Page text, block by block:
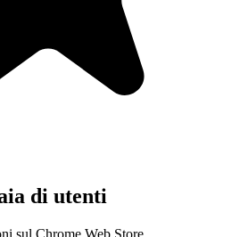
di utenti
sul Chrome Web Store